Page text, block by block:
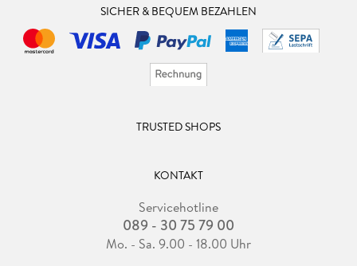
SICHER & BEQUEM BEZAHLEN
TRUSTED SHOPS
KONTAKT
Servicehotline
089 - 30 75 79 00
Mo. - Sa. 9.00 - 18.00 Uhr